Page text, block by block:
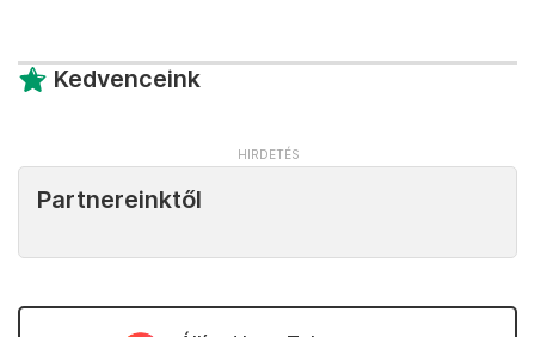
Kedvenceink
Partnereinktől